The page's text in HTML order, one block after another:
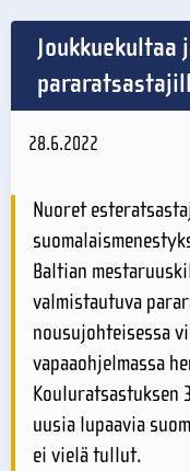
28.6.2022
Nuoret
Baltian
valmistautuva
nousujohteisessa
vapaaohjelmassa
Kouluratsastuksen
uusia lupaavia
ei vielä tullut.